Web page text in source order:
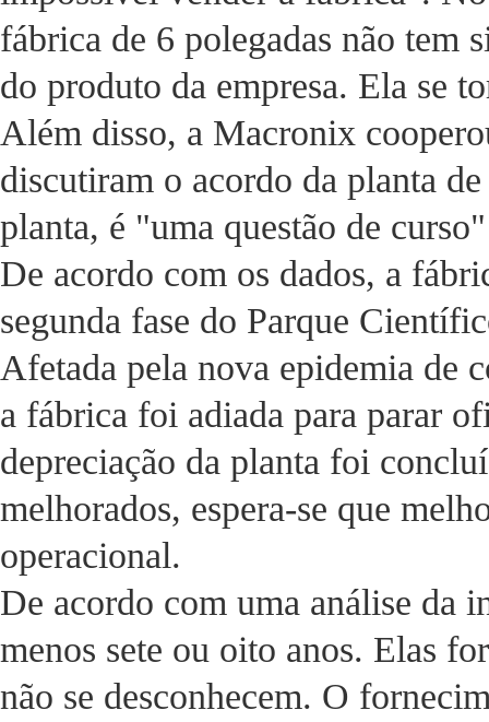
fábrica de 6 polegadas não tem
do produto da empresa. Ela se
Além disso, a Macronix
discutiram o acordo da planta
planta, é "uma questão de
De acordo com os dados, a
segunda fase do Parque
Afetada pela nova epidemia de
a fábrica foi adiada para parar
depreciação da planta foi
melhorados, espera-se que
operacional.
De acordo com uma análise da
menos sete ou oito anos. Elas
não se desconhecem. O